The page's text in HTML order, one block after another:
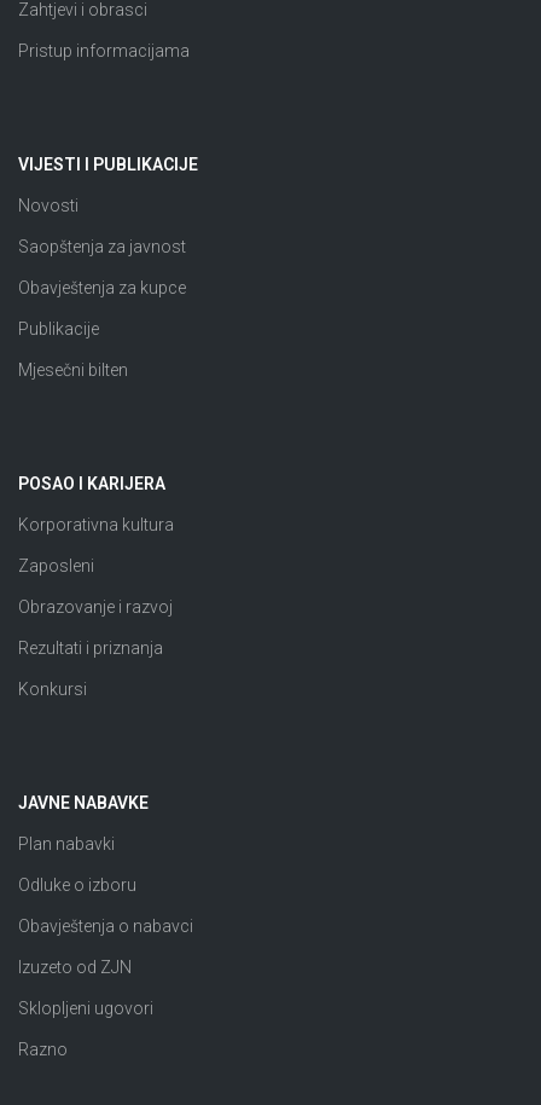
Zahtjevi i obrasci
Pristup informacijama
VIJESTI I PUBLIKACIJE
Novosti
Saopštenja za javnost
Obavještenja za kupce
Publikacije
Mjesečni bilten
POSAO I KARIJERA
Korporativna kultura
Zaposleni
Obrazovanje i razvoj
Rezultati i priznanja
Konkursi
JAVNE NABAVKE
Plan nabavki
Odluke o izboru
Obavještenja o nabavci
Izuzeto od ZJN
Sklopljeni ugovori
Razno